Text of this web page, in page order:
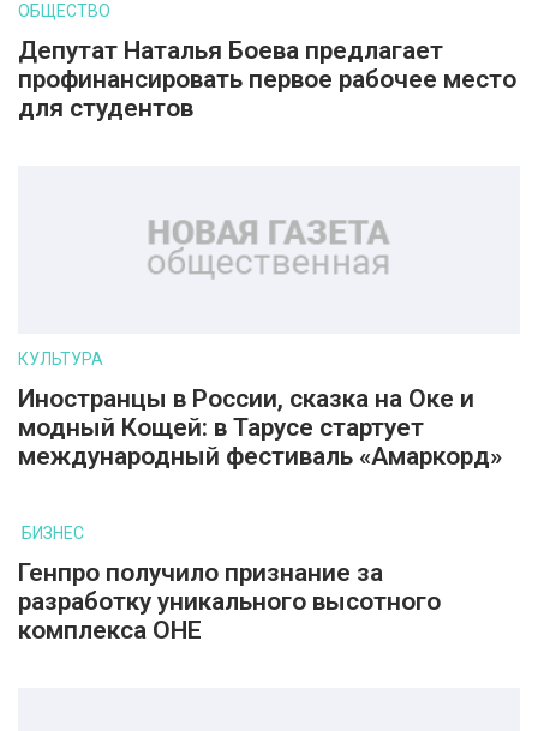
ОБЩЕСТВО
Депутат Наталья Боева предлагает
профинансировать первое рабочее место
для студентов
КУЛЬТУРА
Иностранцы в России, сказка на Оке и
модный Кощей: в Тарусе стартует
международный фестиваль «Амаркорд»
БИЗНЕС
Генпро получило признание за
разработку уникального высотного
комплекса ОНЕ